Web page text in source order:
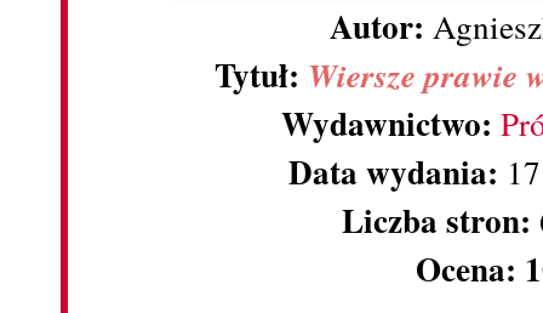
Autor:
Tytuł: Wiersze prawie
Wydawnictwo:
Data wydania:
Liczba stron:
Ocena: